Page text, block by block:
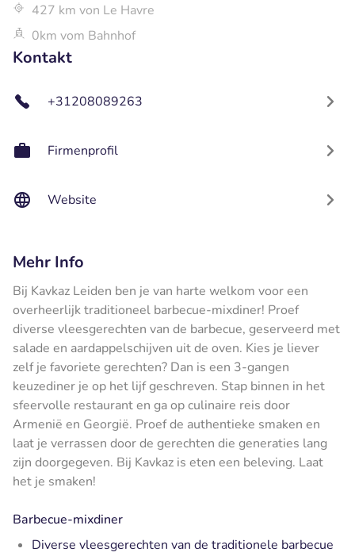
427 km von Le Havre
0km vom Bahnhof
Kontakt
+31208089263
Firmenprofil
Website
Mehr Info
Bij Kavkaz Leiden ben je van harte welkom voor een
overheerlijk traditioneel barbecue-mixdiner! Proef
diverse vleesgerechten van de barbecue, geserveerd met
salade en aardappelschijven uit de oven. Kies je liever
zelf je favoriete gerechten? Dan is een 3-gangen
keuzediner je op het lijf geschreven. Stap binnen in het
sfeervolle restaurant en ga op culinaire reis door
Armenië en Georgië. Proef de authentieke smaken en
laat je verrassen door de gerechten die generaties lang
zijn doorgegeven. Bij Kavkaz is eten een beleving. Laat
het je smaken!
Barbecue-mixdiner
Diverse vleesgerechten van de traditionele barbecue